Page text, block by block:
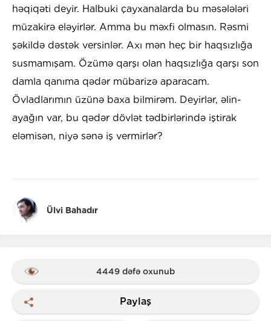
həqiqəti deyir. Halbuki çayxanalarda bu məsələləri
müzakirə eləyirlər. Amma bu məxfi olmasın. Rəsmi
şəkildə dəstək versinlər. Axı mən heç bir haqsızlığa
susmamışam. Özümə qarşı olan haqsızlığa qarşı son
damla qanıma qədər mübarizə aparacam.
Övladlarımın üzünə baxa bilmirəm. Deyirlər, əlin-
ayağın var, bu qədər dövlət tədbirlərində iştirak
eləmisən, niyə sənə iş vermirlər?
Ülvi Bahadır
4449 dəfə oxunub
Paylaş